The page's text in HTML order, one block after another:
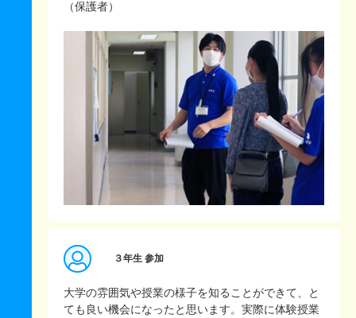
（保護者）
３年生 参加
大学の雰囲気や授業の様子を知ることができて、と
ても良い機会になったと思います。実際に体験授業